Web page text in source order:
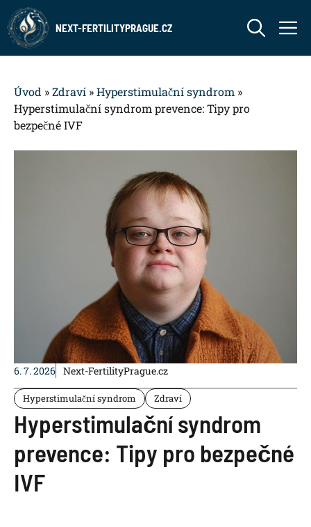
Přeskočit
na
obsah
NEXT-FERTILITYPRAGUE.CZ
Úvod »Zdraví »Hyperstimulační syndrom »
Hyperstimulační syndrom prevence: Tipy pro
bezpečné IVF
6. 7. 2026 Next-FertilityPrague.cz
Hyperstimulační syndrom Zdraví
Hyperstimulační syndrom
prevence: Tipy pro bezpečné
IVF